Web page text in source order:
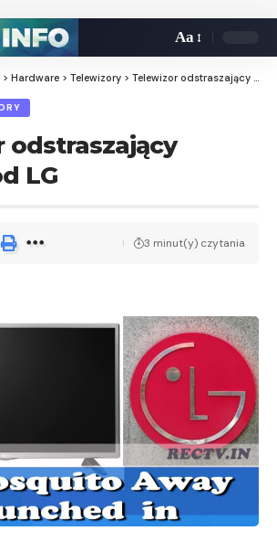
Aa
> Hardware > Telewizory > Telewizor odstraszający komary od LG
odstraszający
LG
3 minut(y) czytania